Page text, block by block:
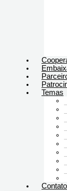
Temas
Contato